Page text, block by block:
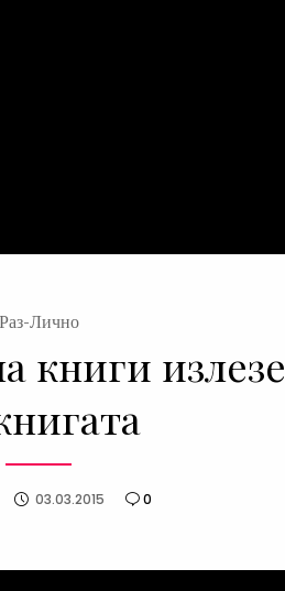
Раз-Лично
книги излезе
03.03.2015 0